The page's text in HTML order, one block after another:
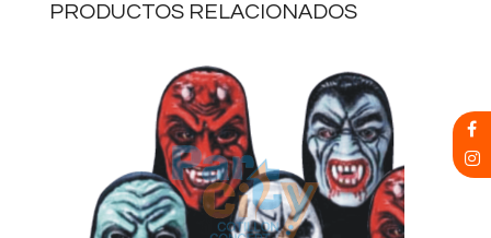
PRODUCTOS RELACIONADOS